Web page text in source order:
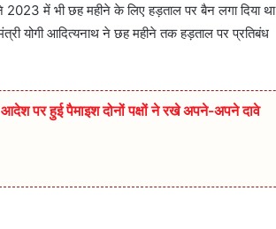
में भी छह महीने के लिए हड़ताल पर बैन लगा दिया था
योगी आदित्यनाथ ने छह महीने तक हड़ताल पर प्रतिबंध
पर हुई पैमाइश दोनों पक्षों ने रखे अपने-अपने दावे